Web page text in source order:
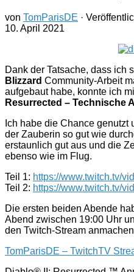
von TomParisDE ·
10. April 2021
Dank der Tatsache, dass ich
Blizzard Community-Arbeit
aufgebaut habe, konnte ich
Resurrected – Technische
Ich habe die Chance genutzt
der Zauberin so gut wie
erstaunlich gut aus und die
ebenso wie im Flug.
Teil 1: https://www.twitch.tv/
Teil 2: https://www.twitch.tv/
Die ersten beiden Abende
Abend zwischen 19:00 Uhr
den Twitch-Stream
TomParisDE – TwitchTV